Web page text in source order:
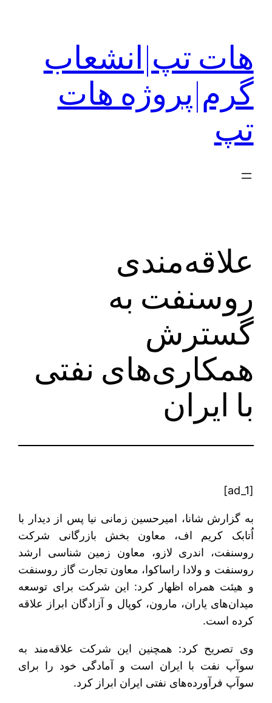
هات تپ|انشعاب
گرم|پروژه هات
تپ
علاقه‌مندی
روسنفت به
گسترش
همکاری‌های نفتی
با ایران
[ad_1]
به گزارش شانا، امیرحسین زمانی نیا پس از دیدار با
اُتابک کریم اف، معاون بخش بازرگانی شرکت
روسنفت، اندری لازو، معاون زمین شناسی ارشد
روسنفت و ولادا راساکوا، معاون تجارت گاز روسنفت
و هیئت همراه اظهار کرد: این شرکت برای توسعه
میدان‌های یاران، مارون، کوپال و آزادگان ابراز علاقه
کرده است.
وی تصریح کرد: همچنین این شرکت علاقه‌مند به
سوآپ نفت با ایران است و آمادگی خود را برای
سوآپ فرآورده‌های نفتی ایران ابراز کرد.